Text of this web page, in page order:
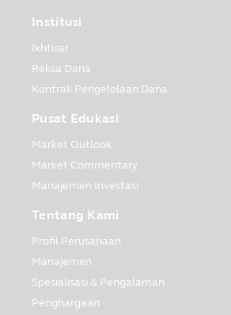
Institusi
Ikhtisar
Reksa Dana
Kontrak Pengelolaan Dana
Pusat Edukasi
Market Outlook
Market Commentary
Manajemen Investasi
Tentang Kami
Profil Perusahaan
Manajemen
Spesialisasi & Pengalaman
Penghargaan